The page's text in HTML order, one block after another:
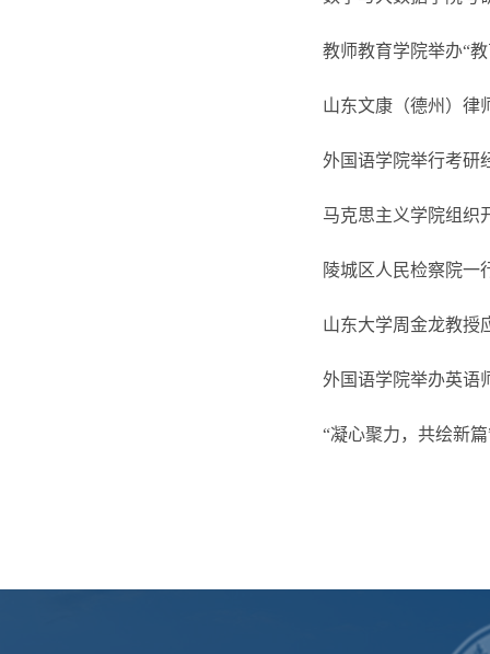
教师教育学院举办“
山东文康（德州）律
外国语学院举行考研
马克思主义学院组织
陵城区人民检察院一
山东大学周金龙教授
外国语学院举办英语
“凝心聚力，共绘新